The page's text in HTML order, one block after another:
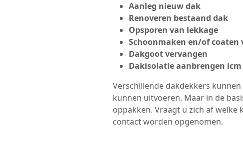
Aanleg nieuw dak
Renoveren bestaand dak
Opsporen van lekkage
Schoonmaken en/of coaten
Dakgoot vervangen
Dakisolatie aanbrengen
Verschillende dakdekkers
kunnen uitvoeren. Maar in de
oppakken. Vraagt u zich af welke
contact worden opgenomen.